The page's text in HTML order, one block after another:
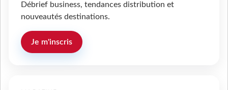
Débrief business, tendances distribution et
nouveautés destinations.
Je m'inscris